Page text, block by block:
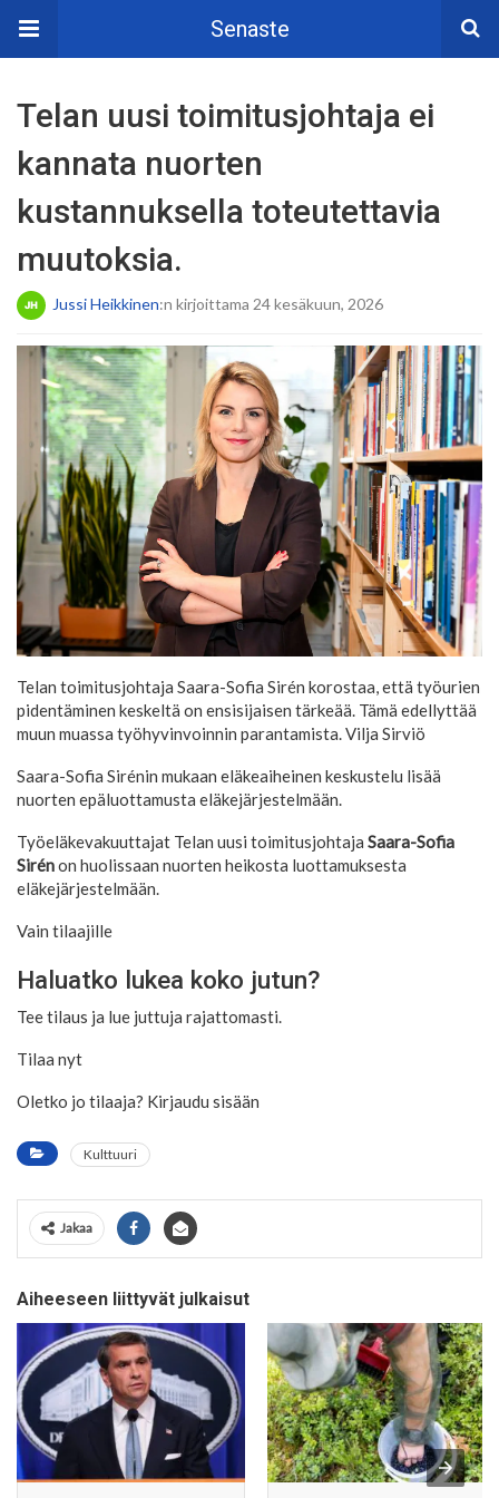
Senaste
Telan uusi toimitusjohtaja ei
kannata nuorten
kustannuksella toteutettavia
muutoksia.
Jussi Heikkinen:n kirjoittama 24 kesäkuun, 2026
Telan toimitusjohtaja Saara-Sofia Sirén korostaa, että työurien
pidentäminen keskeltä on ensisijaisen tärkeää. Tämä edellyttää
muun muassa työhyvinvoinnin parantamista.Vilja Sirviö
Saara-Sofia Sirénin mukaan eläkeaiheinen keskustelu lisää
nuorten epäluottamusta eläkejärjestelmään.
Työeläkevakuuttajat Telan uusi toimitusjohtaja Saara-Sofia
Sirénon huolissaan nuorten heikosta luottamuksesta
eläkejärjestelmään.
Vain tilaajille
Haluatko lukea koko jutun?
Tee tilaus ja lue juttuja rajattomasti.
Tilaa nyt
Oletko jo tilaaja? Kirjaudu sisään
Kulttuuri
Jakaa
Aiheeseen liittyvät julkaisut